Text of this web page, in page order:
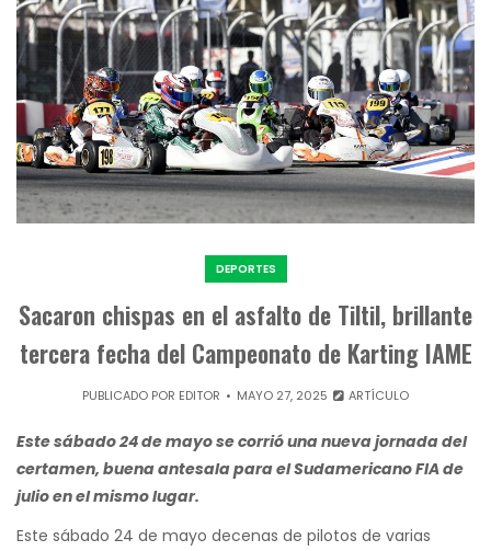
DEPORTES
Sacaron chispas en el asfalto de Tiltil, brillante
tercera fecha del Campeonato de Karting IAME
PUBLICADO POR EDITOR MAYO 27, 2025 ARTÍCULO
Este sábado 24 de mayo se corrió una nueva jornada del
certamen, buena antesala para el Sudamericano FIA de
julio en el mismo lugar.
Este sábado 24 de mayo decenas de pilotos de varias